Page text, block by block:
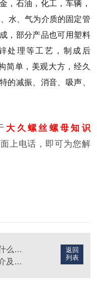
，石油，化工，车辆，
水、气为介质的固定管
，部分产品也可用塑料
处理等工艺，制成后
简单，美观大方，经久
的减振、消音、吸声、
大久螺丝螺母知识
上电话，即可为您解
返回
列表
普通锻打件和铸造件有什么区别?
不锈钢外六角螺栓的简介及应用